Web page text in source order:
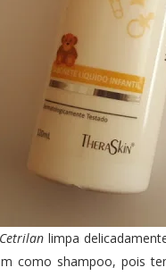
Cetrilan limpa
como shampoo, pois